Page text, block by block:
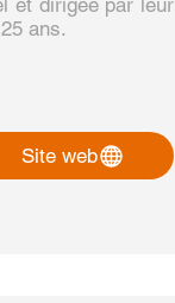
et dirigée par leur
ans.
Site web